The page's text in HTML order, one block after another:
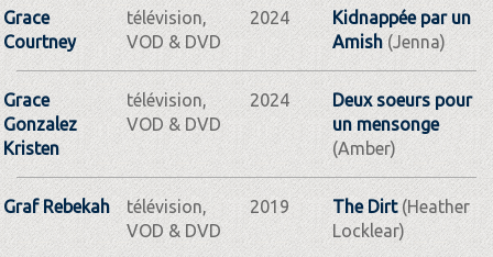
Grace
Courtney
télévision,
VOD & DVD
2024
Kidnappée par un
Amish(Jenna)
Grace
Gonzalez
Kristen
télévision,
VOD & DVD
2024
Deux soeurs pour
un mensonge
(Amber)
Graf Rebekah
télévision,
VOD & DVD
2019 The Dirt(Heather
Locklear)